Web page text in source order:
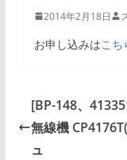
2014年2月18日
お申し込みはこち
[BP-148、
無線機
ュ